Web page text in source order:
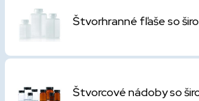
Štvorhranné fľaše so
Štvorcové nádoby so